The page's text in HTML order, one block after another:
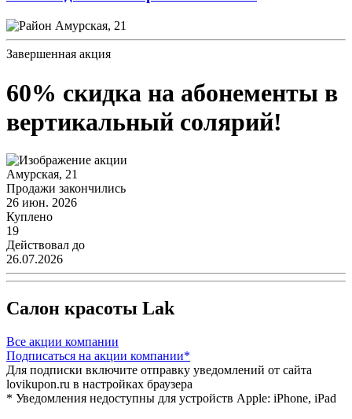
Амурская, 21
Завершенная акция
60% скидка на абонементы в
вертикальный солярий!
Амурская, 21
Продажи закончились
26 июн. 2026
Куплено
19
Действовал до
26.07.2026
Салон красоты Lak
Все акции компании
Подписаться на акции компании*
Для подписки включите отправку уведомлений от сайта
lovikupon.ru в настройках браузера
* Уведомления недоступны для устройств Apple: iPhone, iPad